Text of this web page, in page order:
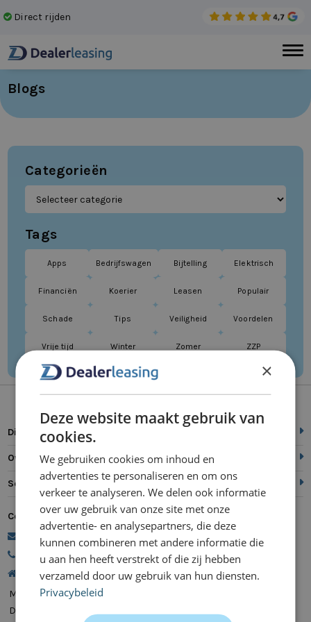
Direct rijden
Blogs
Categorieën
Tags
Apps Bedrijfswagen Bijtelling Elektrisch
Financiën Koerier Leasen Populair
Schade Tips Veiligheid Voordelen
Vrije tijd Winter Zomer ZZP
Direct naar
Over ons
Service
Contact
commercie@dealerleasing.nl
088 700 18 18
Kanaalweg 9, 5721 MZ Asten
Maandag
Dinsdag
×
Deze website maakt gebruik van
cookies.
We gebruiken cookies om inhoud en
advertenties te personaliseren en om ons
verkeer te analyseren. We delen ook informatie
over uw gebruik van onze site met onze
advertentie- en analysepartners, die deze
kunnen combineren met andere informatie die
u aan hen heeft verstrekt of die zij hebben
verzameld door uw gebruik van hun diensten.
Privacybeleid